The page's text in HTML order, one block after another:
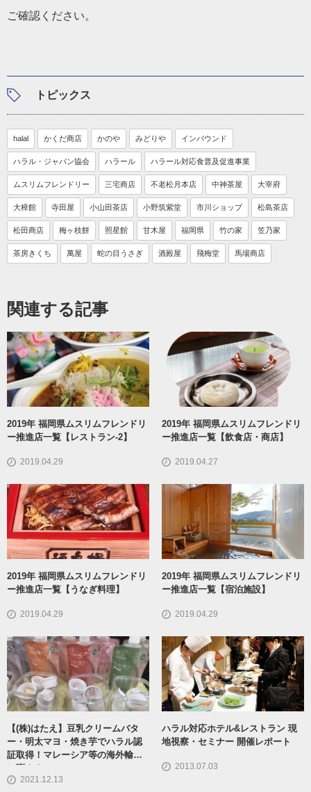
ご確認ください。
トピックス
halal かくだ商店 かのや みどりや インバウンド
ハラル・ジャパン協会 ハラール ハラール対応食普及促進事業
ムスリムフレンドリー 三宅商店 不老松月本店 中神茶屋 大宰府
大樟館 寺田屋 小山田茶店 小野筑紫堂 市川ショップ 松島茶店
松田商店 梅ヶ枝餅 照星館 甘木屋 福岡県 竹の家 笠乃家
茶房きくち 萬屋 蛇の目うさぎ 酒殿屋 飛梅堂 馬場商店
関連する記事
2019年 福岡県ムスリムフレンドリ
ー推進店一覧【レストラン-2】
2019.04.29
2019年 福岡県ムスリムフレンドリ
ー推進店一覧【飲食店・商店】
2019.04.27
2019年 福岡県ムスリムフレンドリ
ー推進店一覧【うなぎ料理】
2019.04.29
2019年 福岡県ムスリムフレンドリ
ー推進店一覧【宿泊施設】
2019.04.29
【(株)はたえ】豆乳クリームバタ
ー・明太マヨ・焼き芋でハラル認
証取得！マレーシア等の海外輸出
に弾み！
2021.12.13
ハラル対応ホテル&レストラン 現
地視察・セミナー 開催レポート
2013.07.03